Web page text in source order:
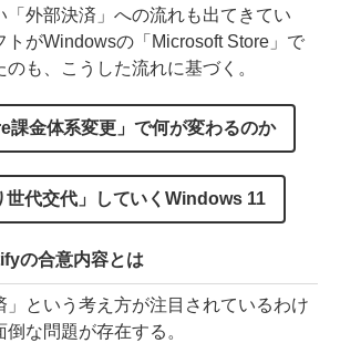
「外部決済」への流れも出てきてい
トがWindowsの「Microsoft Store」で
も、こうした流れに基づく。
課金体系変更」で何が変わるのか
世代交代」していくWindows 11
の合意内容とは
」という考え方が注目されているわけ
な問題が存在する。